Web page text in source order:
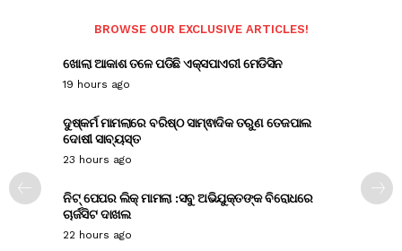
BROWSE OUR EXCLUSIVE ARTICLES!
ଖୋଲା ଆକାଶ ତଳେ ପଡିଛି ଏକ୍ସପାଏରୀ ମେଡିସିନ
19 hours ago
ଦୁଷ୍କର୍ମ ମାମଲାରେ ବରିଷ୍ଠ ସାମ୍ଵାଦିକ ତରୁଣ ତେଜପାଲ
ଦୋଷୀ ସାବ୍ୟସ୍ତ
23 hours ago
ନିଟ୍ ପେପର ଲିକ୍ ମାମଲା :ସବୁ ଅଭିଯୁକ୍ତଙ୍କ ବିରୋଧରେ
ଚାର୍ଜସିଟ ଦାଖଲ
22 hours ago